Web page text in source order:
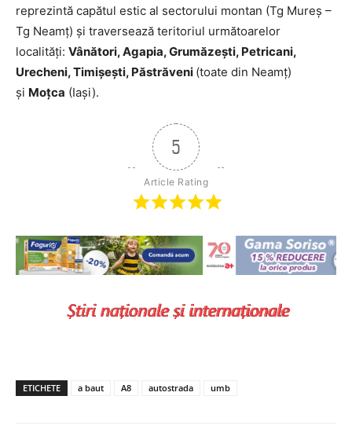
reprezintă capătul estic al sectorului montan (Tg Mureş –
Tg Neamţ) şi traversează teritoriul următoarelor
localităţi: Vânători, Agapia, Grumăzeşti, Petricani,
Urecheni, Timişeşti, Păstrăveni (toate din Neamţ)
şi Moţca (Iaşi).
5
Article Rating
ETICHETE a baut A8 autostrada umb